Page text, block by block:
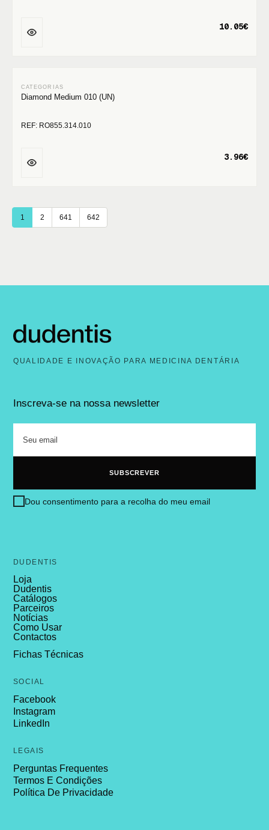
10.05€
Diamond Medium 010 (UN)
REF: RO855.314.010
3.96€
1 2 641 642
QUALIDADE E INOVAÇÃO PARA MEDICINA DENTÁRIA
Inscreva-se na nossa newsletter
Dou consentimento para a recolha do meu email
DUDENTIS
Loja
Dudentis
Catálogos
Parceiros
Notícias
Como Usar
Contactos
Fichas Técnicas
SOCIAL
Facebook
Instagram
LinkedIn
LEGAIS
Perguntas Frequentes
Termos E Condições
Política De Privacidade